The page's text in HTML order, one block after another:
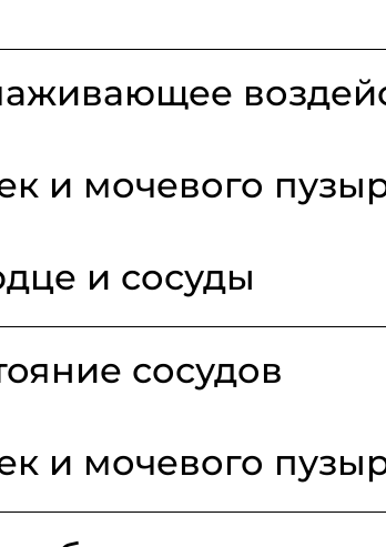
и мочевого
и сосуды
сосудов
и мочевого